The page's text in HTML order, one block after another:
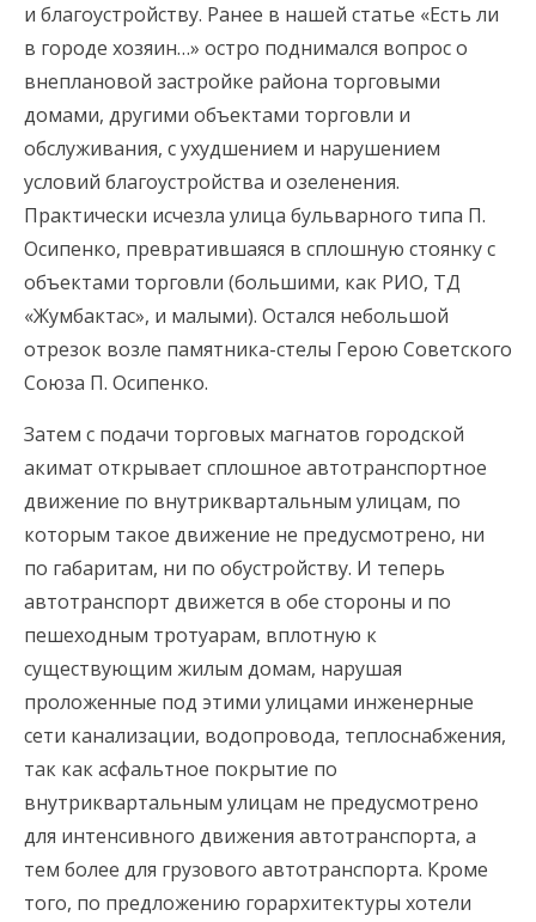
и благоустройству. Ранее в нашей статье «Есть ли
в городе хозяин…» остро поднимался вопрос о
внеплановой застройке района торговыми
домами, другими объектами торговли и
обслуживания, с ухудшением и нарушением
условий благоустройства и озеленения.
Практически исчезла улица бульварного типа П.
Осипенко, превратившаяся в сплошную стоянку с
объектами торговли (большими, как РИО, ТД
«Жумбактас», и малыми). Остался небольшой
отрезок возле памятника-стелы Герою Советского
Союза П. Осипенко.
Затем с подачи торговых магнатов городской
акимат открывает сплошное автотранспортное
движение по внутриквартальным улицам, по
которым такое движение не предусмотрено, ни
по габаритам, ни по обустройству. И теперь
автотранспорт движется в обе стороны и по
пешеходным тротуарам, вплотную к
существующим жилым домам, нарушая
проложенные под этими улицами инженерные
сети канализации, водопровода, теплоснабжения,
так как асфальтное покрытие по
внутриквартальным улицам не предусмотрено
для интенсивного движения автотранспорта, а
тем более для грузового автотранспорта. Кроме
того, по предложению горархитектуры хотели